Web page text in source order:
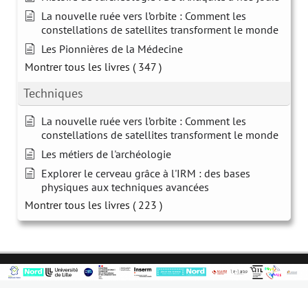
La nouvelle ruée vers l’orbite : Comment les
constellations de satellites transforment le monde
Les Pionnières de la Médecine
Montrer tous les livres ( 347 )
Techniques
La nouvelle ruée vers l’orbite : Comment les
constellations de satellites transforment le monde
Les métiers de l'archéologie
Explorer le cerveau grâce à l'IRM : des bases
physiques aux techniques avancées
Montrer tous les livres ( 223 )